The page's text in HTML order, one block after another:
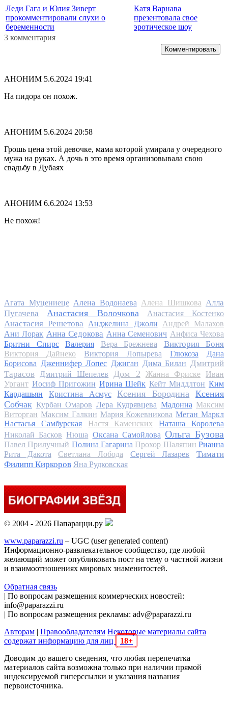
Леди Гага и Юлия Зиверт
прокомментировали слухи о
беременности
Катя Варнава
презентовала свое
эротическое шоу
3 комментария
Комментировать
АНОНИМ 5.6.2024 19:41
На пидора он похож.
АНОНИМ 5.6.2024 20:58
Грошь цена этой девочке, мама которой умирала у очередного
мужа на руках. А дочь в это время организовывала свою
свадьбу в Дубаях
АНОНИМ 6.6.2024 13:53
Не похож!
Агата Муцениеце Алена Водонаева Алена Шишкова Алла
Пугачева
Анастасия Волочкова Анастасия Костенко
Анастасия Решетова Анджелина Джоли
Андрей Малахов
Ани Лорак Анна Седокова Анна Семенович Анфиса Чехова
Бритни Спирс
Валерия Вера Брежнева Виктория Боня
Виктория Дайнеко Виктория Лопырева Глюкоза
Дана
Борисова Дженнифер Лопес Джиган Дима Билан Дмитрий
Тарасов
Дмитрий Шепелев Дом 2 Жанна Фриске
Иван
Ургант Иосиф Пригожин Ирина Шейк Кейт Миддлтон Ким
Кардашьян
Кристина Асмус Ксения Бородина
Ксения
Собчак Курбан Омаров Лера Кудрявцева Мадонна Максим
Виторган Максим Галкин Мария Кожевникова Меган Маркл
Настасья Самбурская
Настя Каменских
Наташа Королева
Николай Басков Нюша Оксана Самойлова Ольга Бузова
Павел Прилучный Полина Гагарина Прохор Шаляпин Рианна
Рита Дакота
Светлана Лобода Сергей Лазарев
Тимати
Филипп Киркоров Яна Рудковская
© 2004 - 2026 Папарацци.ру
www.paparazzi.ru – UGC (user generated content)
Информационно-развлекательное сообщество, где любой
желающий может опубликовать пост на тему о частной жизни
и взаимоотношениях мировых знаменитостей.
Обратная связь
| По вопросам размещения коммерческих новостей:
info@paparazzi.ru
| По вопросам размещения рекламы: adv@paparazzi.ru
Авторам | Правообладателям Некоторые материалы сайта
содержат информацию для лиц
18+
Доводим до вашего сведения, что любая перепечатка
материалов сайта возможна только при наличии прямой
индексируемой гиперссылки и указания названия
первоисточника.